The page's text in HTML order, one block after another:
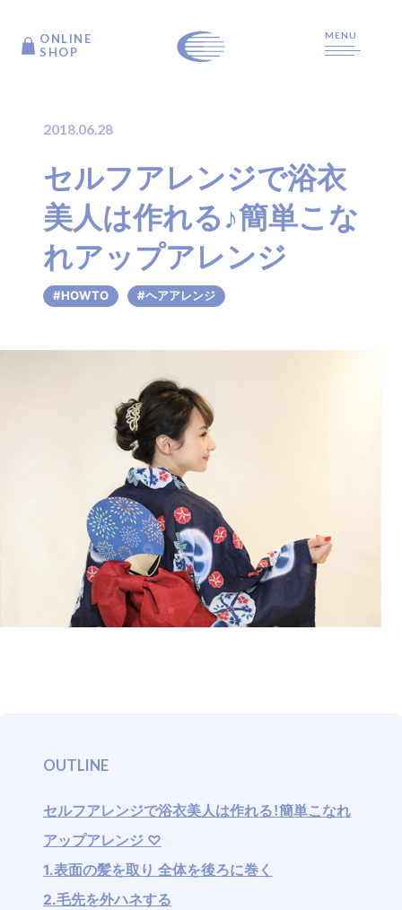
ONLINE
SHOP
MENU
2018.06.28
セルフアレンジで浴衣
美人は作れる♪簡単こな
れアップアレンジ
#HOWTO #ヘアアレンジ
OUTLINE
セルフアレンジで浴衣美人は作れる！簡単こなれ
アップアレンジ ♡
1.表面の髪を取り 全体を後ろに巻く
2.毛先を外ハネする
ONLINE
SHOP
ARTICLE
PRODUCTS
ABOUT US
SUPPORT